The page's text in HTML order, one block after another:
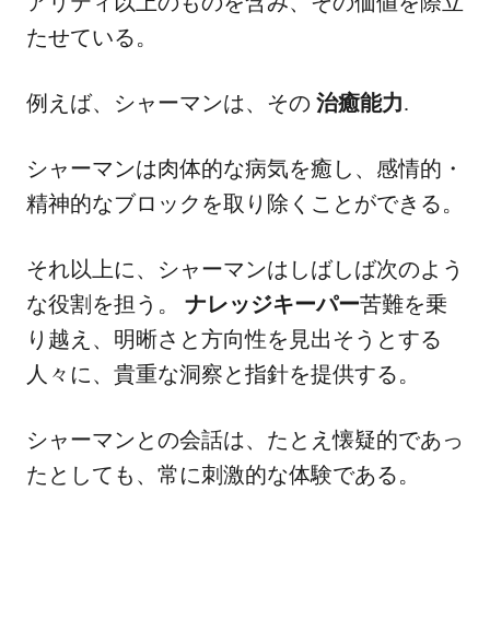
たせている。
例えば、シャーマンは、その 治癒能力.
シャーマンは肉体的な病気を癒し、感情的・
精神的なブロックを取り除くことができる。
それ以上に、シャーマンはしばしば次のよう
な役割を担う。 ナレッジキーパー苦難を乗
り越え、明晰さと方向性を見出そうとする
人々に、貴重な洞察と指針を提供する。
シャーマンとの会話は、たとえ懐疑的であっ
たとしても、常に刺激的な体験である。